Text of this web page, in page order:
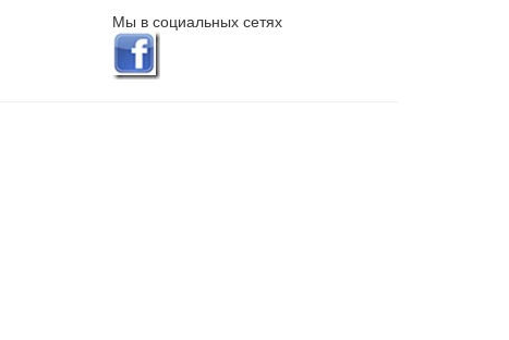
Мы в социальных сетях